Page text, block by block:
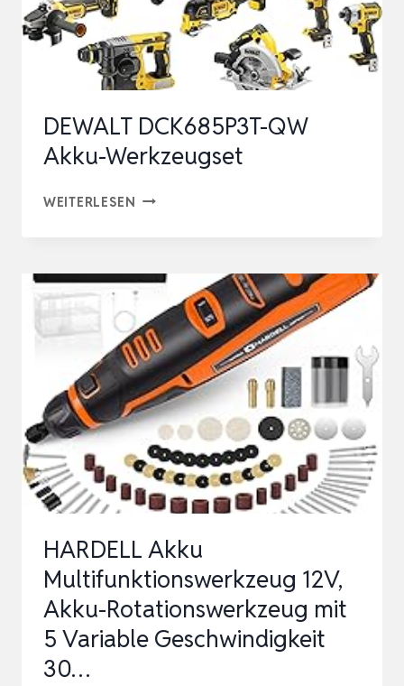
DEWALT DCK685P3T-QW
Akku-Werkzeugset
WEITERLESEN DEWALT
AKKU-
WERKZEUGSET
HARDELL Akku
Multifunktionswerkzeug 12V,
Akku-Rotationswerkzeug mit
5 Variable Geschwindigkeit
30…